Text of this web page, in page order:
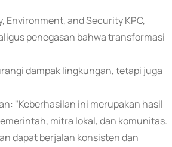
Environment, and Security KPC,
penegasan bahwa transformasi
dampak lingkungan, tetapi juga
"Keberhasilan ini merupakan hasil
mitra lokal, dan komunitas.
dapat berjalan konsisten dan